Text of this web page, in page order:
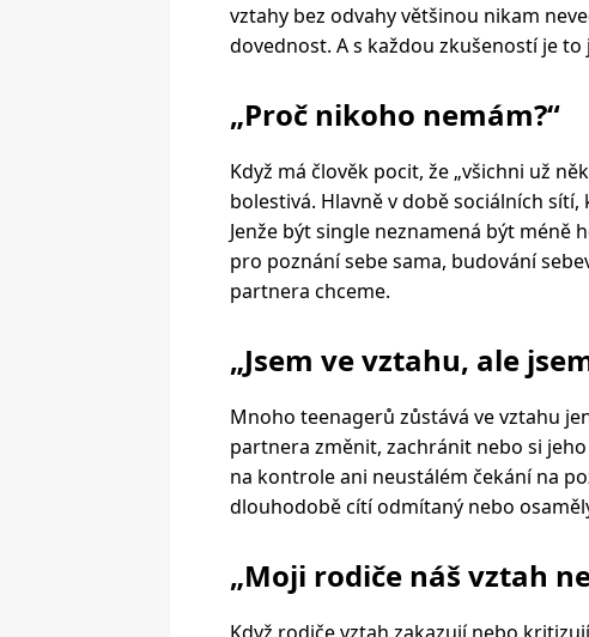
vztahy bez odvahy většinou nikam
dovednost. A s každou zkušeností je to
„Proč nikoho nemám?“
Když má člověk pocit, že „všichni už
bolestivá. Hlavně v době sociálních
Jenže být single neznamená být méně
pro poznání sebe sama, budování
partnera chceme.
„Jsem ve vztahu, ale
Mnoho teenagerů zůstává ve vztahu
partnera změnit, zachránit nebo si
na kontrole ani neustálém čekání na
dlouhodobě cítí odmítaný nebo
„Moji rodiče náš vztah